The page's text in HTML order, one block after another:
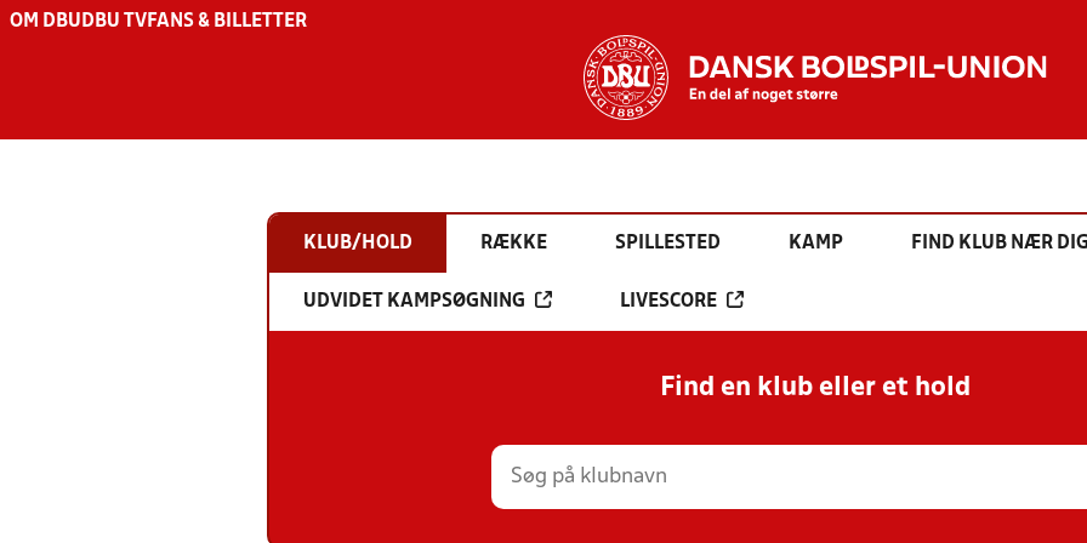
OM DBU DBU TV FANS & BILLETTER
KLUB/HOLD RÆKKE SPILLESTED KAMP FIND KLUB NÆR
UDVIDET KAMPSØGNING LIVESCORE
Find en klub eller et hold